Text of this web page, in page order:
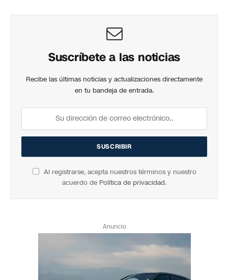
Suscríbete a las noticias
Recibe las últimas noticias y actualizaciones directamente
en tu bandeja de entrada.
Al registrarse, acepta nuestros términos y nuestro
acuerdo de Política de privacidad.
Anuncio